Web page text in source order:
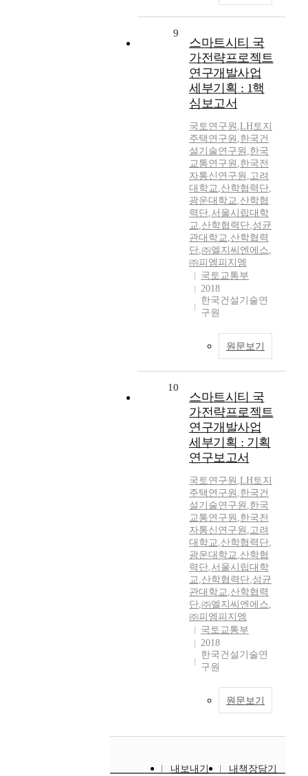
9
스마트시티 국
가전략프로젝트
연구개발사업
세부기획 : 1핵
심보고서
국토연구원 ,LH토지
주택연구원 ,한국건
설기술연구원 ,한국
교통연구원 ,한국전
자통신연구원 ,고려
대학교,산학협력단,
광운대학교,산학협
력단,서울시립대학
교,산학협력단,성균
관대학교,산학협력
단,㈜엘지씨엔에스,
㈜피엠피지엠
국토교통부
2018
한국건설기술연
구원
원문보기
10
스마트시티 국
가전략프로젝트
연구개발사업
세부기획 : 기획
연구보고서
국토연구원 ,LH토지
주택연구원 ,한국건
설기술연구원 ,한국
교통연구원 ,한국전
자통신연구원 ,고려
대학교,산학협력단,
광운대학교,산학협
력단,서울시립대학
교,산학협력단,성균
관대학교,산학협력
단,㈜엘지씨엔에스,
㈜피엠피지엠
국토교통부
2018
한국건설기술연
구원
원문보기
내보내기
내책장담기